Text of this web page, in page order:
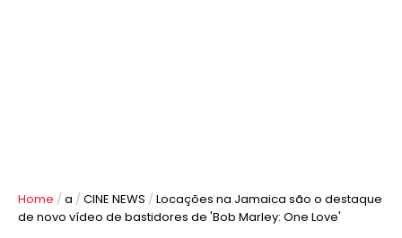
Home / a / CINE NEWS / Locações na Jamaica são o destaque
de novo vídeo de bastidores de 'Bob Marley: One Love'